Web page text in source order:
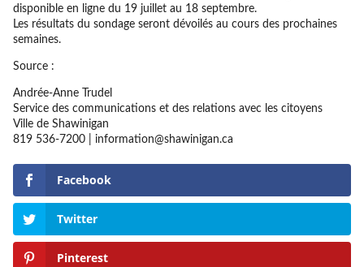
disponible en ligne du 19 juillet au 18 septembre.
Les résultats du sondage seront dévoilés au cours des prochaines
semaines.
Source :
Andrée-Anne Trudel
Service des communications et des relations avec les citoyens
Ville de Shawinigan
819 536-7200 | information@shawinigan.ca
Facebook
Twitter
Pinterest